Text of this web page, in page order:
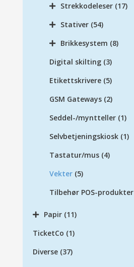
Strekkodeleser (17)
Stativer (54)
Brikkesystem (8)
Digital skilting (3)
Etikettskrivere (5)
GSM Gateways (2)
Seddel-/myntteller (1)
Selvbetjeningskiosk (1)
Tastatur/mus (4)
Vekter (5)
Tilbehør POS-produkter
Papir (11)
TicketCo (1)
Diverse (37)